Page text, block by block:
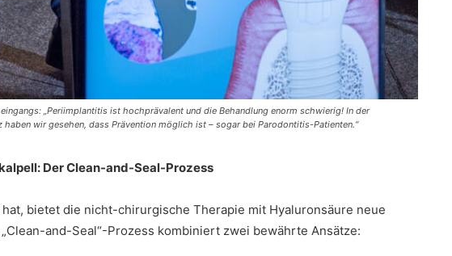
„Periimplantitis ist hochprävalent und die Behandlung enorm schwierig! In der
haben wir gesehen, dass Prävention möglich ist – sogar bei Parodontitis-Patienten.“
Der Clean-and-Seal-Prozess
bietet die nicht-chirurgische Therapie mit Hyaluronsäure neue
and-Seal“-Prozess kombiniert zwei bewährte Ansätze: